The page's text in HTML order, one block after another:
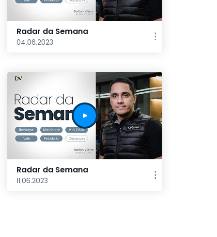
Radar da Semana
04.06.2023
Radar da Semana
11.06.2023